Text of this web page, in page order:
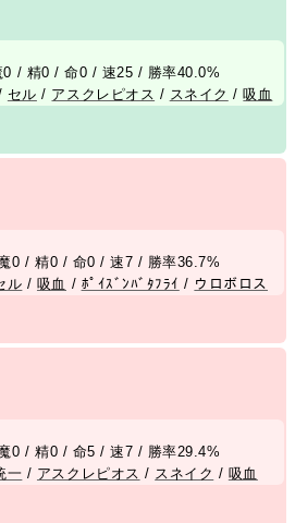
/ 精0 / 命0 / 速25 / 勝率40.0%
セル / アスクレピオス / スネイク /吸血
0 / 精0 / 命0 / 速7 / 勝率36.7%
ル / 吸血 / ﾎﾟｲｽﾞﾝﾊﾞﾀﾌﾗｲ / ウロボロス
0 / 精0 / 命5 / 速7 / 勝率29.4%
一 / アスクレピオス / スネイク / 吸血